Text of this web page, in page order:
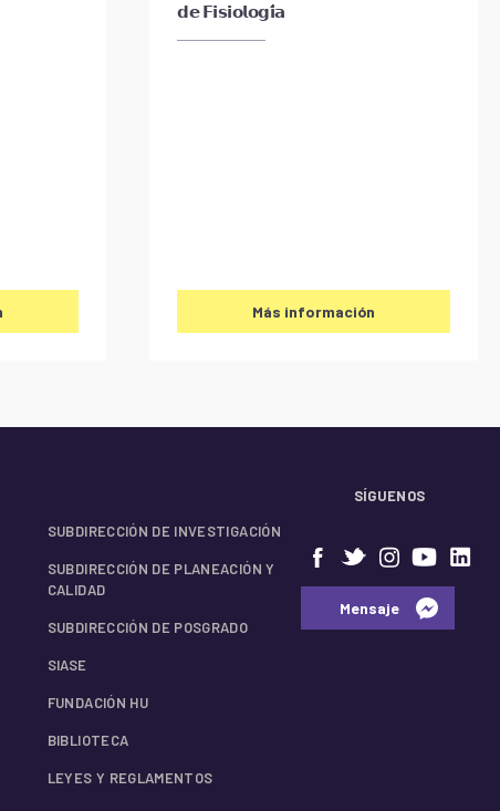
𝗱𝗲 𝗙𝗶𝘀𝗶𝗼𝗹𝗼𝗴𝗶́𝗮
Más información
SUBDIRECCIÓN DE INVESTIGACIÓN
SUBDIRECCIÓN DE PLANEACIÓN Y
CALIDAD
SUBDIRECCIÓN DE POSGRADO
SIASE
FUNDACIÓN HU
BIBLIOTECA
LEYES Y REGLAMENTOS
SÍGUENOS
⠀⠀Mensaje⠀